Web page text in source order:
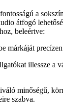
a
átfogó
beleértve:
márkáját
illessze a
minőségű,
szabva.